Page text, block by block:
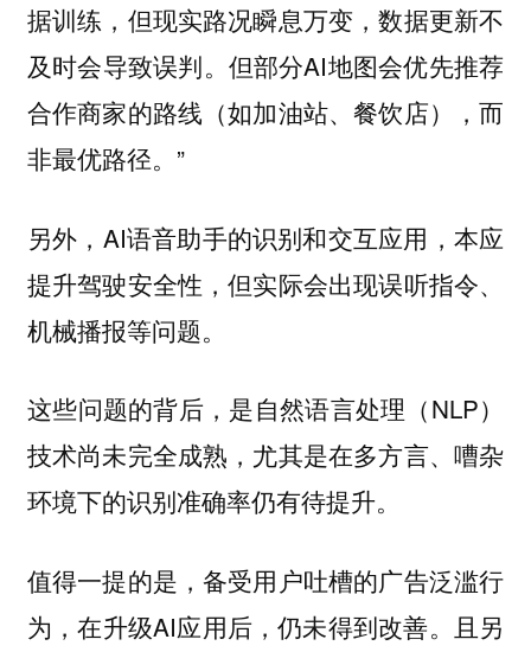
据训练，但现实路况瞬息万变，数据更新不
及时会导致误判。但部分AI地图会优先推荐
合作商家的路线（如加油站、餐饮店），而
非最优路径。”
另外，AI语音助手的识别和交互应用，本应
提升驾驶安全性，但实际会出现误听指令、
机械播报等问题。
这些问题的背后，是自然语言处理（NLP）
技术尚未完全成熟，尤其是在多方言、嘈杂
环境下的识别准确率仍有待提升。
值得一提的是，备受用户吐槽的广告泛滥行
为，在升级AI应用后，仍未得到改善。且另